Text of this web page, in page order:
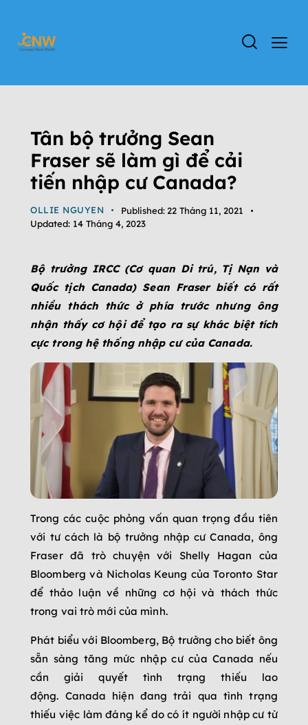
Tân bộ trưởng Sean
Fraser sẽ làm gì để cải
tiến nhập cư Canada?
OLLIE NGUYEN Published: 22 Tháng 11, 2021
Updated: 14 Tháng 4, 2023
Bộ trưởng IRCC (Cơ quan Di trú, Tị Nạn và
Quốc tịch Canada) Sean Fraser biết có rất
nhiều thách thức ở phía trước nhưng ông
nhận thấy cơ hội để tạo ra sự khác biệt tích
cực trong hệ thống nhập cư của Canada.
Trong các cuộc phỏng vấn quan trọng đầu tiên
với tư cách là bộ trưởng nhập cư Canada, ông
Fraser đã trò chuyện với Shelly Hagan của
Bloomberg và Nicholas Keung của Toronto Star
để thảo luận về những cơ hội và thách thức
trong vai trò mới của mình.
Phát biểu với Bloomberg, Bộ trưởng cho biết ông
sẵn sàng tăng mức nhập cư của Canada nếu
cần giải quyết tình trạng thiếu lao
động. Canada hiện đang trải qua tình trạng
thiếu việc làm đáng kể do có ít người nhập cư từ